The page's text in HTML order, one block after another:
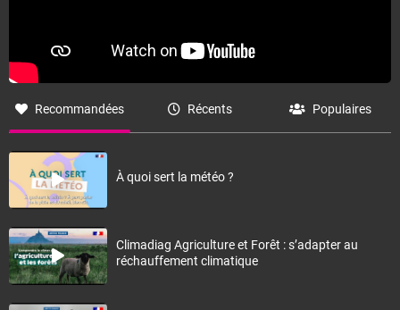
Recommandées Récents Populaires
À quoi sert la météo ?
Climadiag Agriculture et Forêt : s’adapter au
réchauffement climatique